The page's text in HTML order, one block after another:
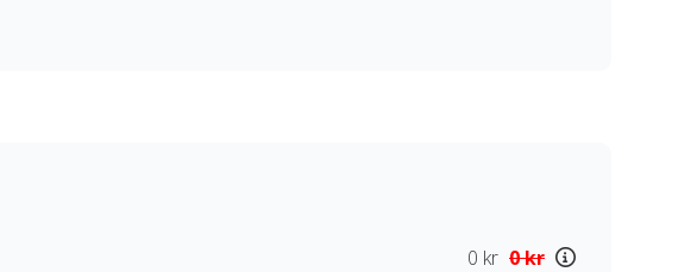
0 kr 0 kr